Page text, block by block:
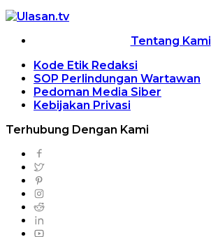
Tentang Kami
Kode Etik Redaksi
SOP Perlindungan Wartawan
Pedoman Media Siber
Kebijakan Privasi
Terhubung Dengan Kami